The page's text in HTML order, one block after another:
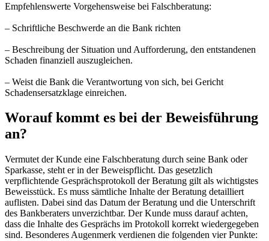
Empfehlenswerte Vorgehensweise bei Falschberatung:
– Schriftliche Beschwerde an die Bank richten
– Beschreibung der Situation und Aufforderung, den entstandenen
Schaden finanziell auszugleichen.
– Weist die Bank die Verantwortung von sich, bei Gericht
Schadensersatzklage einreichen.
Worauf kommt es bei der Beweisführung
an?
Vermutet der Kunde eine Falschberatung durch seine Bank oder
Sparkasse, steht er in der Beweispflicht. Das gesetzlich
verpflichtende Gesprächsprotokoll der Beratung gilt als wichtigstes
Beweisstück. Es muss sämtliche Inhalte der Beratung detailliert
auflisten. Dabei sind das Datum der Beratung und die Unterschrift
des Bankberaters unverzichtbar. Der Kunde muss darauf achten,
dass die Inhalte des Gesprächs im Protokoll korrekt wiedergegeben
sind. Besonderes Augenmerk verdienen die folgenden vier Punkte: